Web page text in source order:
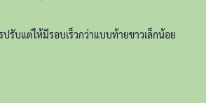
รับแต่ให้มีรอบเร็วกว่าแบบท้ายขาวเล็กน้อย